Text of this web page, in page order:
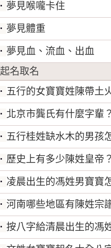
夢見喉嚨卡住
夢見體重
夢見血、流血、出血
起名取名
五行的女寶寶姓陳帶土
北京市龔氏有什麼字輩
五行桂姓缺水木的男孩
歷史上有多少陳姓皇帝？
凌晨出生的馮姓男寶寶
河南哪些地區有陳姓宗
按八字給清晨出生的馮